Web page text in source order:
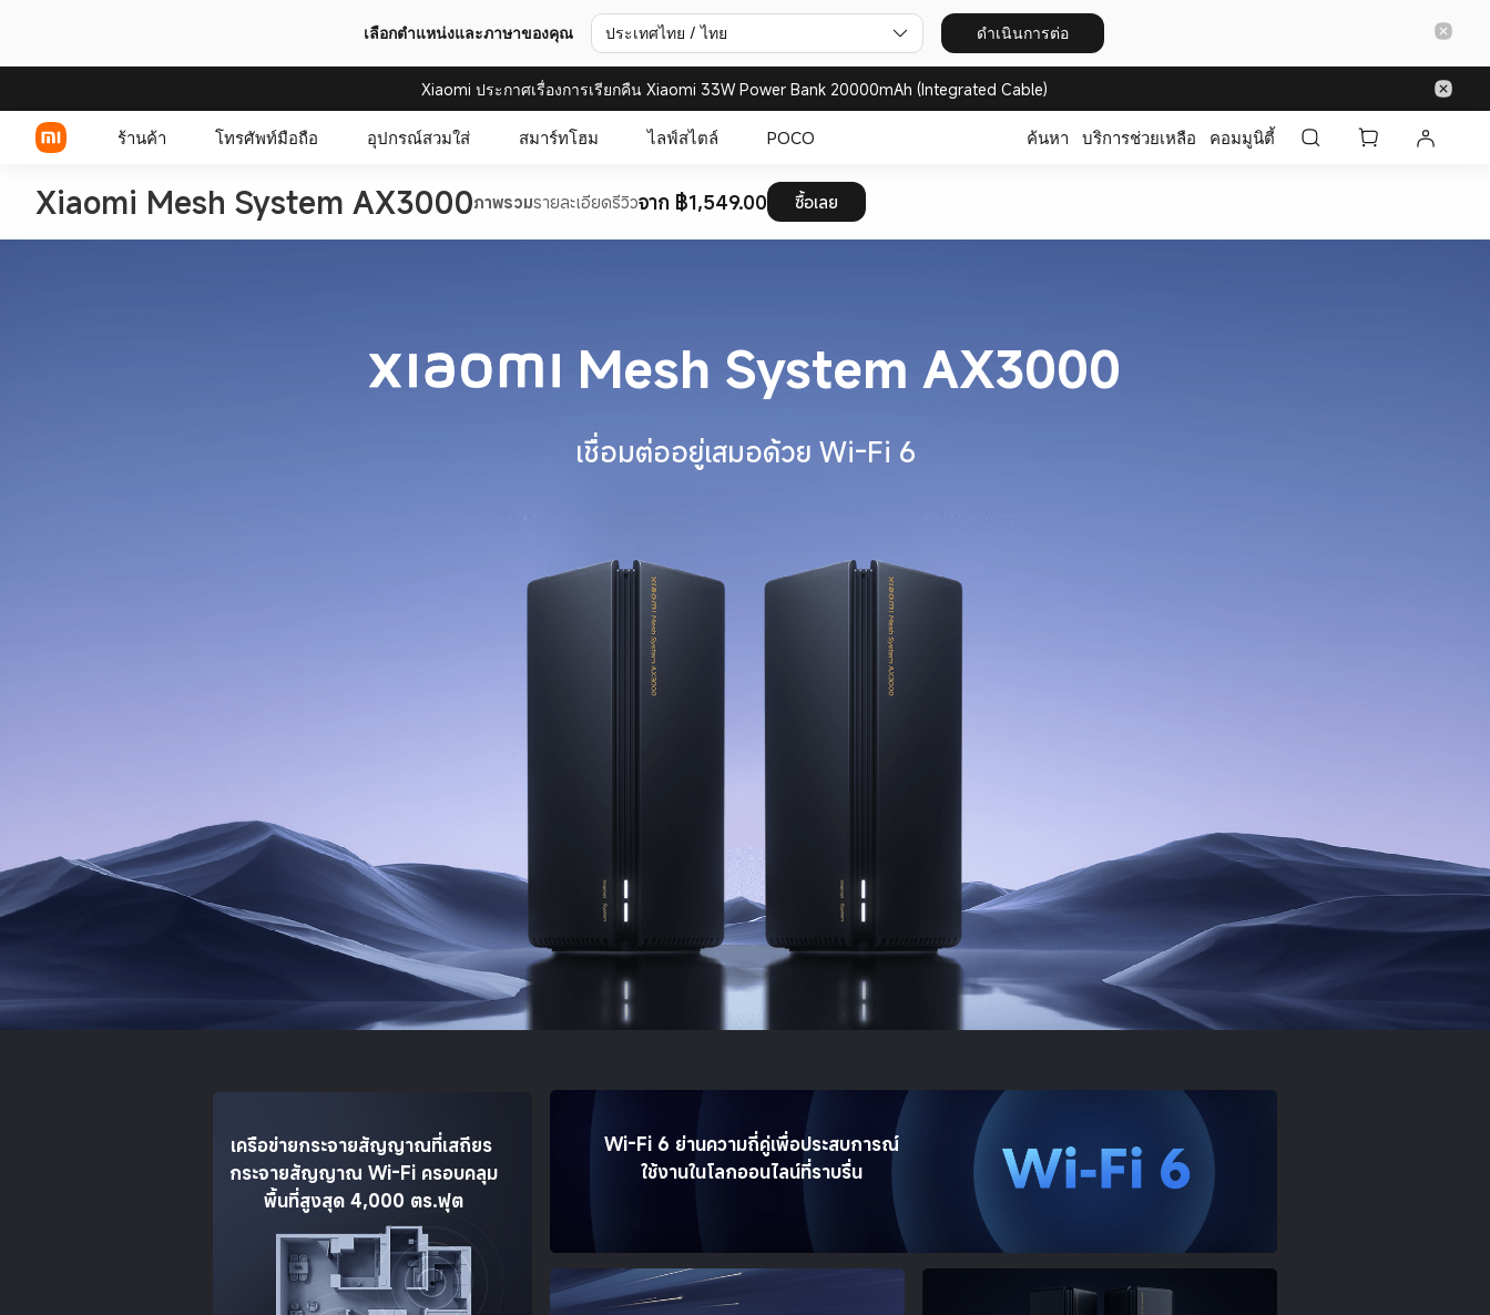
เลือกตำแหน่งและภาษาของคุณ ประเทศไทย / ไทย ดำเนินการต่อ
Xiaomi ประกาศเรื่องการเรียกคืน Xiaomi 33W Power Bank 20000mAh (Integrated Cable)
ร้านค้า โทรศัพท์มือถือ อุปกรณ์สวมใส่ สมาร์ทโฮม ไลฟ์สไตล์ POCO ค้นหา บริการช่วยเหลือ คอมมูนิตี้
Xiaomi Mesh System AX3000ภาพรวมรายละเอียดรีวิวจาก ฿1,549.00 ซื้อเลย
Mesh System AX3000
เชื่อมต่ออยู่เสมอด้วย Wi-Fi 6
เครือข่ายกระจายสัญญาณที่เสถียร
กระจายสัญญาณ Wi-Fi ครอบคลุม
พื้นที่สูงสุด 4,000 ตร.ฟุต
Wi-Fi 6 ย่านความถี่คู่เพื่อประสบการณ์
ใช้งานในโลกออนไลน์ที่ราบรื่น